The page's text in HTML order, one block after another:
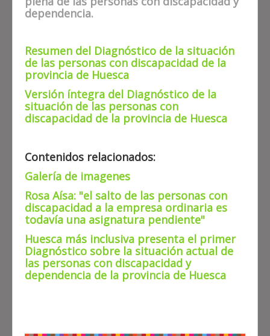
dependencia.
Resumen del Diagnóstico de la situación
de las personas con discapacidad de la
provincia de Huesca
Versión íntegra del Diagnóstico de la
situación de las personas con
discapacidad de la provincia de Huesca
Contenidos relacionados:
Galería de imagenes
Rosa Aísa: "el salto de las personas con
discapacidad a la empresa ordinaria es
todavía una asignatura pendiente"
Huesca más inclusiva presenta el primer
Diagnóstico sobre la situación actual de
las personas con discapacidad y
dependencia de la provincia de Huesca